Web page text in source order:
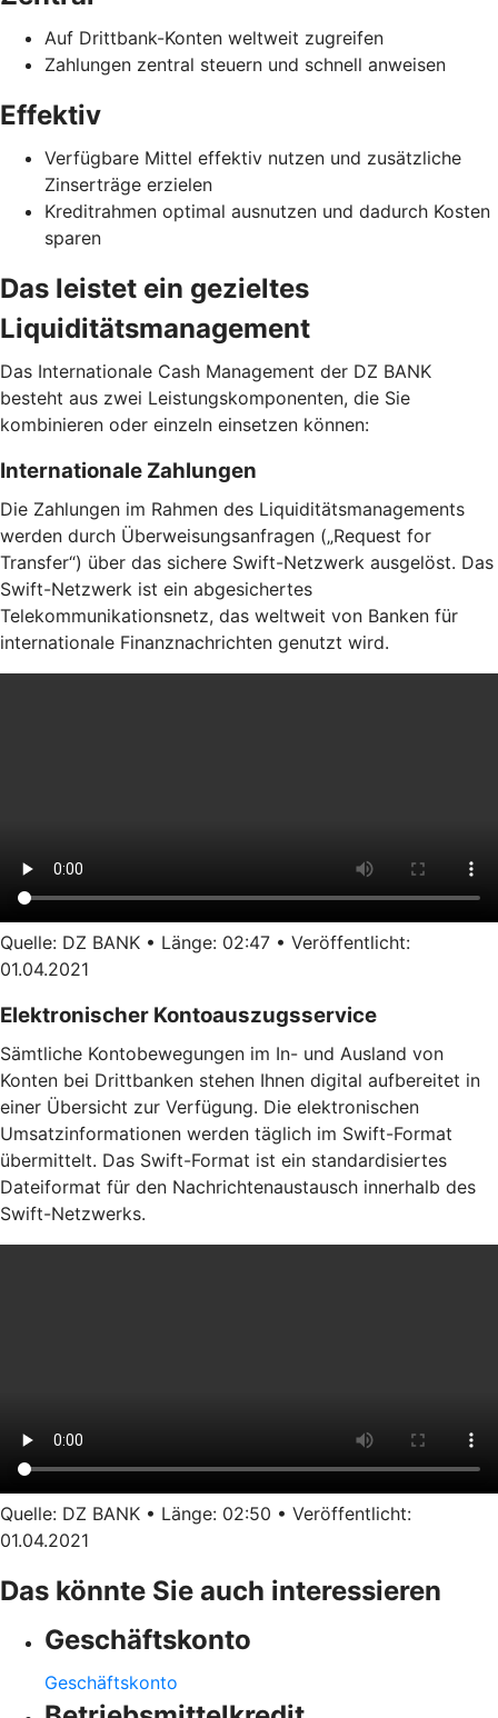
Auf Drittbank-Konten weltweit zugreifen
Zahlungen zentral steuern und schnell anweisen
Effektiv
Verfügbare Mittel effektiv nutzen und zusätzliche
Zinserträge erzielen
Kreditrahmen optimal ausnutzen und dadurch Kosten
sparen
Das leistet ein gezieltes
Liquiditätsmanagement
Das Internationale Cash Management der DZ BANK
besteht aus zwei Leistungskomponenten, die Sie
kombinieren oder einzeln einsetzen können:
Internationale Zahlungen
Die Zahlungen im Rahmen des Liquiditätsmanagements
werden durch Überweisungsanfragen („Request for
Transfer“) über das sichere Swift-Netzwerk ausgelöst. Das
Swift-Netzwerk ist ein abgesichertes
Telekommunikationsnetz, das weltweit von Banken für
internationale Finanznachrichten genutzt wird.
Quelle: DZ BANK • Länge: 02:47 • Veröffentlicht:
01.04.2021
Elektronischer Kontoauszugsservice
Sämtliche Kontobewegungen im In- und Ausland von
Konten bei Drittbanken stehen Ihnen digital aufbereitet in
einer Übersicht zur Verfügung. Die elektronischen
Umsatzinformationen werden täglich im Swift-Format
übermittelt. Das Swift-Format ist ein standardisiertes
Dateiformat für den Nachrichtenaustausch innerhalb des
Swift-Netzwerks.
Quelle: DZ BANK • Länge: 02:50 • Veröffentlicht:
01.04.2021
Das könnte Sie auch interessieren
Geschäftskonto
Geschäftskonto